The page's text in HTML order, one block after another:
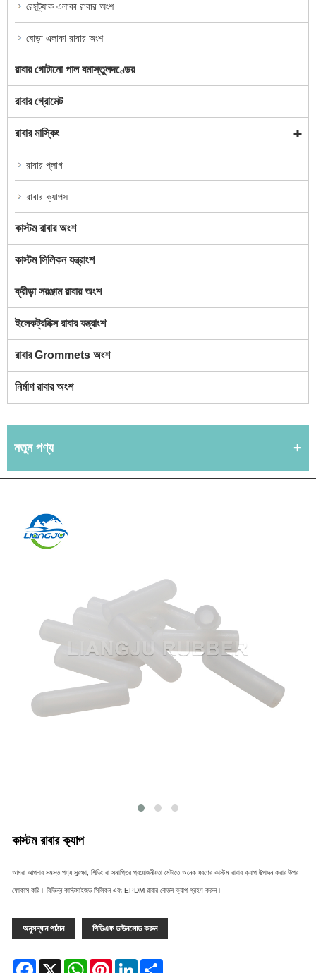
রেসট্র্যাক এলাকা রাবার অংশ
ঘোড়া এলাকা রাবার অংশ
রাবার গোটানো পাল বমাস্তুলদণ্ডের
রাবার গ্রোমেট
রাবার মাস্কিং
রাবার প্লাগ
রাবার ক্যাপস
কাস্টম রাবার অংশ
কাস্টম সিলিকন যন্ত্রাংশ
ক্রীড়া সরঞ্জাম রাবার অংশ
ইলেকট্রনিক্স রাবার যন্ত্রাংশ
রাবার Grommets অংশ
নির্মাণ রাবার অংশ
নতুন পণ্য
কাস্টম রাবার ক্যাপ
আমরা আপনার সমস্ত পণ্য সুরক্ষা, শিল্ডিং বা সমাপ্তির প্রয়োজনীয়তা মেটাতে অনেক ধরণের কাস্টম রাবার ক্যাপ উত্পাদন করার উপর
ফোকাস করি। বিভিন্ন কাস্টমাইজড সিলিকন এবং EPDM রাবার বোতল ক্যাপ গ্রহণ করুন।
অনুসন্ধান পাঠান পিডিএফ ডাউনলোড করুন
Facebook WhatsAppPinterest LinkedIn